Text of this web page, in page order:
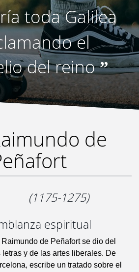
toda Galilea
el
del reino”
de
(1175-1275)
espiritual
Raimundo de Peñafort se dio del
y de las artes liberales. De
escribe un tratado sobre el